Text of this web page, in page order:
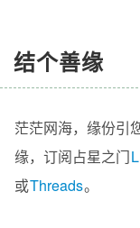
结个善缘
茫茫网海，缘份引
缘，订阅占星之门
或Threads。